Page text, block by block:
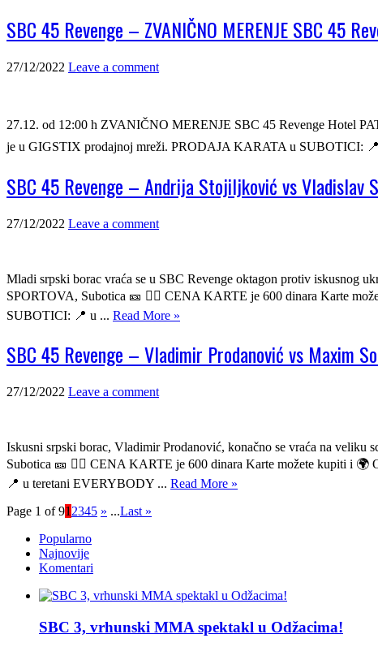
SBC 45 Revenge – ZVANIČNO MERENJE SBC 45
27/12/2022 Leave a comment
27.12. od 12:00 h ZVANIČNO MERENJE SBC 45 Revenge Hotel
je u GIGSTIX prodajnoj mreži. PRODAJA KARATA u SUBOTICI:
SBC 45 Revenge – Andrija Stojiljković vs Vladislav
27/12/2022 Leave a comment
Mladi srpski borac vraća se u SBC Revenge oktagon protiv iskusnog
SPORTOVA, Subotica 🎫 👉🏼 CENA KARTE je 600 dinara Karte
SUBOTICI: 📍 u ... Read More »
SBC 45 Revenge – Vladimir Prodanović vs Maxim
27/12/2022 Leave a comment
Iskusni srpski borac, Vladimir Prodanović, konačno se vraća na
Subotica 🎫 👉🏼 CENA KARTE je 600 dinara Karte možete kupiti i
📍 u teretani EVERYBODY ... Read More »
Page 1 of 91 2345 » ...Last »
Popularno
Najnovije
Komentari
SBC 3, vrhunski MMA spektakl u Odžacima!